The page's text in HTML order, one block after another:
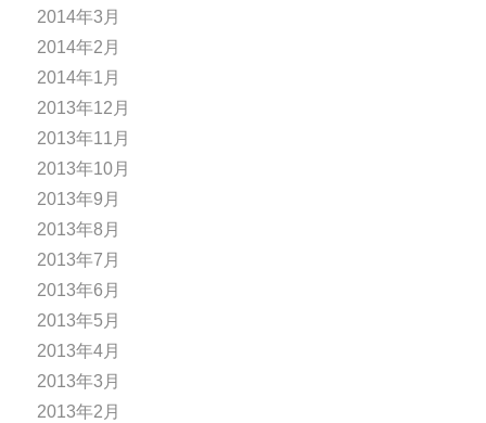
2014年3月
2014年2月
2014年1月
2013年12月
2013年11月
2013年10月
2013年9月
2013年8月
2013年7月
2013年6月
2013年5月
2013年4月
2013年3月
2013年2月